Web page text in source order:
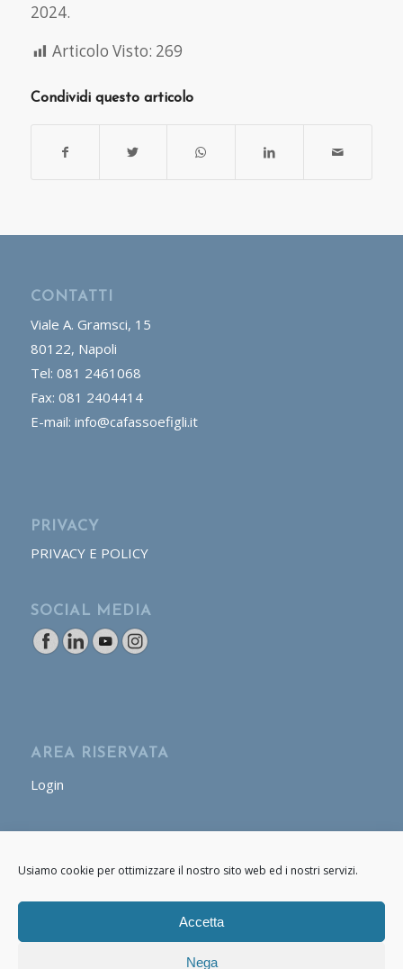
Usiamo cookie per ottimizzare il nostro sito web ed i nostri servizi.
Accetta
Nega
2024.
Articolo Visto: 269
Condividi questo articolo
CONTATTI
Viale A. Gramsci, 15
80122, Napoli
Tel: 081 2461068
Fax: 081 2404414
E-mail: info@cafassoefigli.it
PRIVACY
PRIVACY E POLICY
SOCIAL MEDIA
AREA RISERVATA
Login